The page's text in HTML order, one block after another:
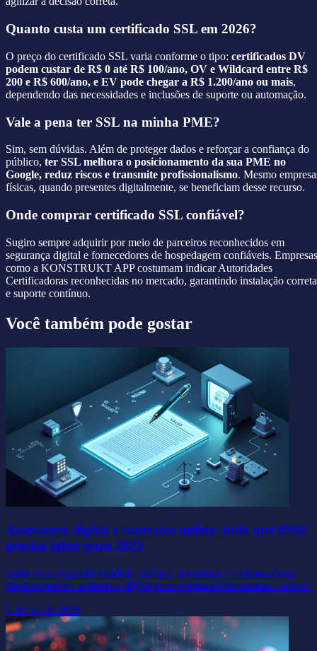
Quanto custa um certificado SSL em 2026?
O preço do certificado SSL varia conforme o tipo: certificados DV
podem custar de R$ 0 até R$ 100/ano, OV e Wildcard entre R$
200 e R$ 600/ano, e EV pode chegar a R$ 1.200/ano ou mais,
dependendo das necessidades e inclusões de suporte ou automação.
Vale a pena ter SSL na minha PME?
Sim, sem dúvidas. Além de proteger dados e reforçar a confiança do
público, ter SSL melhora o posicionamento da sua PME no
Google, reduz riscos e transmite profissionalismo. Mesmo
físicas, quando presentes digitalmente, se beneficiam desse recurso.
Onde comprar certificado SSL confiável?
Sugiro sempre adquirir por meio de parceiros reconhecidos em
segurança digital e fornecedores de hospedagem confiáveis. Empresas
como a KONSTRUKT APP costumam indicar Autoridades
Certificadoras reconhecidas no mercado, garantindo instalação correta
e suporte contínuo.
Você também pode gostar
Assinatura digital e contratos online: tudo que PME
precisa saber para 2025
Saiba como garantir validade jurídica, segurança e conformidade
implementando assinatura digital para empresas em contratos online.
1 de jul. de 2026